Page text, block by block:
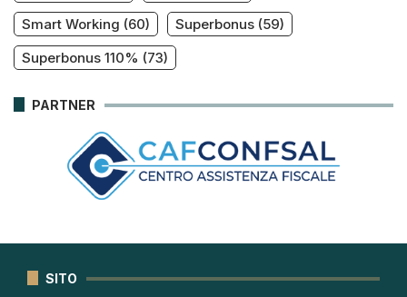
Smart Working (60) Superbonus (59)
Superbonus 110% (73)
PARTNER
SITO